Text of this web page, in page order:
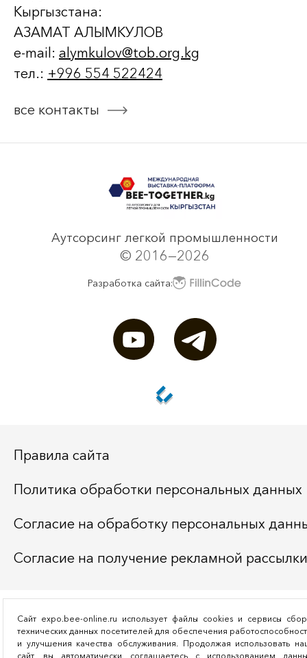
Кыргызстана:
АЗАМАТ АЛЫМКУЛОВ
e-mail: alymkulov@tob.org.kg
тел.: +996 554 522424
все контакты
Аутсорсинг легкой промышленности
© 2016—2026
Разработка сайта:
Правила сайта
Политика обработки персональных данных
Согласие на обработку персональных
Согласие на получение рекламной рассылки
Сайт expo.bee-online.ru использует файлы cookies и сервисы
технических данных посетителей для обеспечения
и улучшения качества обслуживания. Продолжая использовать
сайт, вы автоматически соглашаетесь с использованием